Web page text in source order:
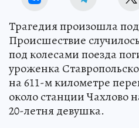
Трагедия произошла
Происшествие
под колесами поезда
уроженка
на 611-м километре
около станции Чахлово
20-летня девушка.